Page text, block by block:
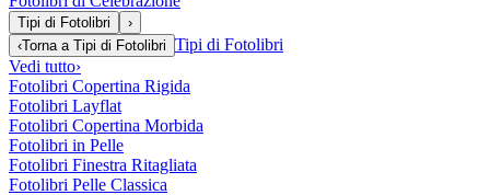
Tipi di Fotolibri
›
‹Torna a Tipi di Fotolibri Tipi di Fotolibri
Vedi tutto›
Fotolibri Copertina Rigida
Fotolibri Layflat
Fotolibri Copertina Morbida
Fotolibri in Pelle
Fotolibri Finestra Ritagliata
Fotolibri Pelle Classica